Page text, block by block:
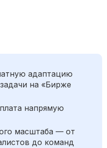
адаптацию
на «Бирже
напрямую
масштаба — от
до команд